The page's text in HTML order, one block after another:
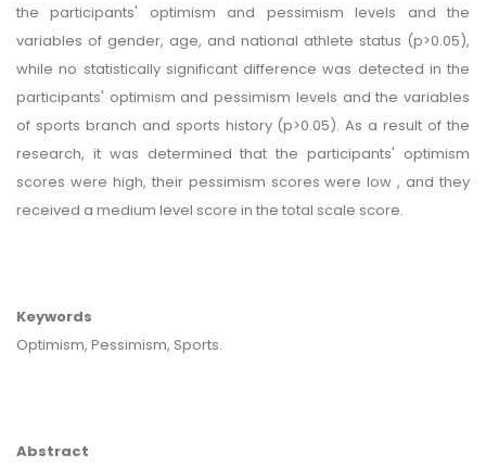
the participants' optimism and pessimism levels and the
variables of gender, age, and national athlete status (p>0.05),
while no statistically significant difference was detected in the
participants' optimism and pessimism levels and the variables
of sports branch and sports history (p>0.05). As a result of the
research, it was determined that the participants' optimism
scores were high, their pessimism scores were low , and they
received a medium level score in the total scale score.
Keywords
Optimism, Pessimism, Sports.
Abstract